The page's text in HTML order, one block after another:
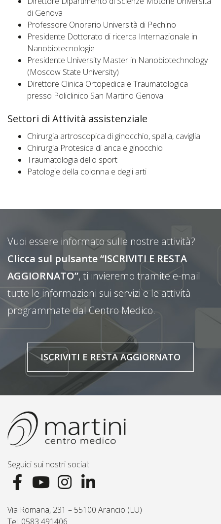
di Genova
Professore Onorario Università di Pechino
Presidente Dottorato di ricerca Internazionale in
Nanobiotecnologie
Presidente University Master in Nanobiotechnology
(Moscow State University)
Direttore Clinica Ortopedica e Traumatologica
presso Policlinico San Martino Genova
Settori di Attività assistenziale
Chirurgia artroscopica di ginocchio, spalla, caviglia
Chirurgia Protesica di anca e ginocchio
Traumatologia dello sport
Patologie della colonna e degli arti
Vuoi essere informato sulle nostre attività?
Clicca sul pulsante “ISCRIVITI E RESTA
AGGIORNATO”, ti invieremo tramite e-mail
tutte le informazioni sui servizi e le attività
programmate dal Centro Medico.
ISCRIVITI E RESTA AGGIORNATO
Seguici sui nostri social:
Via Romana, 231 – 55100 Arancio (LU)
Tel. 0583 491406